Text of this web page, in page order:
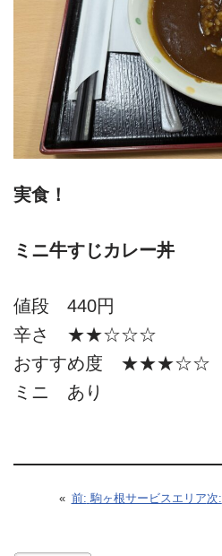
実食！
ミニ牛すじカレー丼
値段 440円
辛さ ★★☆☆☆
おすすめ度 ★★★☆☆
ミニ あり
« 前: 駒ヶ根サービスエリア次: